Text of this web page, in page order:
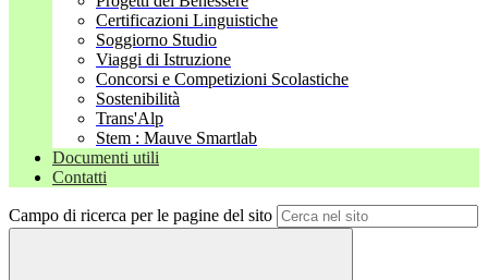
Certificazioni Linguistiche
Soggiorno Studio
Viaggi di Istruzione
Concorsi e Competizioni Scolastiche
Sostenibilità
Trans'Alp
Stem : Mauve Smartlab
Documenti utili
Contatti
Campo di ricerca per le pagine del sito